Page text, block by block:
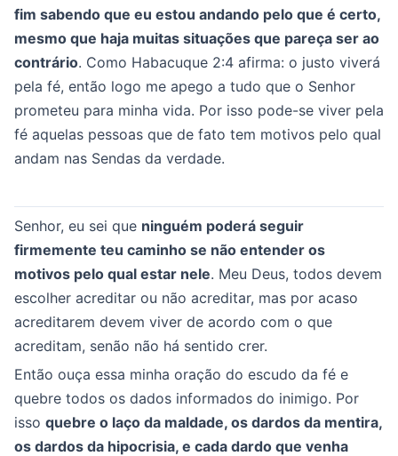
fim sabendo que eu estou andando pelo que é certo,
mesmo que haja muitas situações que pareça ser ao
contrário. Como Habacuque 2:4 afirma: o justo viverá
pela fé, então logo me apego a tudo que o Senhor
prometeu para minha vida. Por isso pode-se viver pela
fé aquelas pessoas que de fato tem motivos pelo qual
andam nas Sendas da verdade.
Senhor, eu sei que ninguém poderá seguir
firmemente teu caminho se não entender os
motivos pelo qual estar nele. Meu Deus, todos devem
escolher acreditar ou não acreditar, mas por acaso
acreditarem devem viver de acordo com o que
acreditam, senão não há sentido crer.
Então ouça essa minha oração do escudo da fé e
quebre todos os dados informados do inimigo. Por
isso quebre o laço da maldade, os dardos da mentira,
os dardos da hipocrisia, e cada dardo que venha